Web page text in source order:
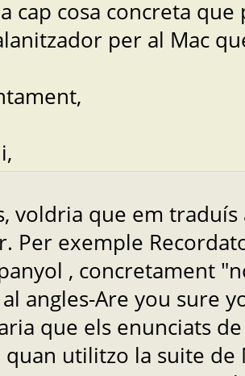
cap cosa concreta
per al Mac
voldria que em
Per exemple
, concretament
angles-Are you sure
que els enunciats
quan utilitzo la suite